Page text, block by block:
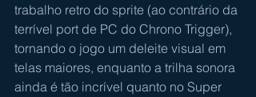
trabalho retro do sprite (ao contrário da
terrível port de PC do Chrono Trigger),
tornando o jogo um deleite visual em
telas maiores, enquanto a trilha sonora
ainda é tão incrível quanto no Super